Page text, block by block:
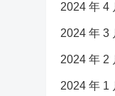
2024 年 4
2024 年 3
2024 年 2
2024 年 1